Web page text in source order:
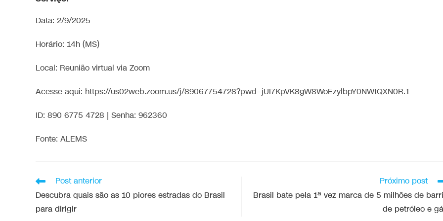
Data: 2/9/2025
Horário: 14h (MS)
Local: Reunião virtual via Zoom
Acesse aqui: https://us02web.zoom.us/j/89067754728?pwd=jUI7KpVK8gW8WoEzylbpY0NWtQXN0R.1
ID: 890 6775 4728 | Senha: 962360
Fonte: ALEMS
Post anterior
Descubra quais são as 10 piores estradas do Brasil
para dirigir
Próximo post
Brasil bate pela 1ª vez marca de 5 milhões de
de petróleo e